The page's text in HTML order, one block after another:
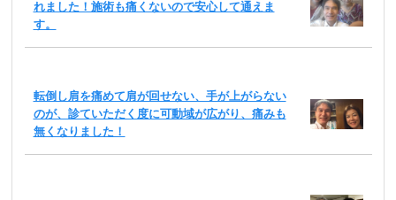
れました！施術も痛くないので安心して通えま
す。
転倒し肩を痛めて肩が回せない、手が上がらない
のが、診ていただく度に可動域が広がり、痛みも
無くなりました！